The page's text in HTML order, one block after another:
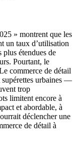
» montrent que les
un taux d’utilisation
plus étendues de
Pourtant, le
commerce de détail
urbaines —
trop
limitent encore à
et abordable, à
déclencher une
de détail à